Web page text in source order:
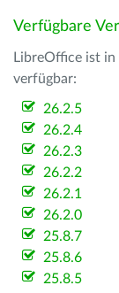
Verfügbare
LibreOffice ist in
verfügbar:
26.2.5
26.2.4
26.2.3
26.2.2
26.2.1
26.2.0
25.8.7
25.8.6
25.8.5